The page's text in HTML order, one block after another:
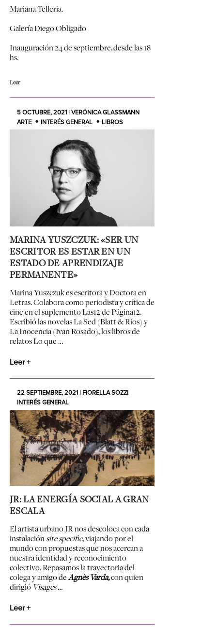
Mariana Telleria.
Galería Diego Obligado
Inauguración 24 de septiembre, desde las 18
hs.
Leer
5 OCTUBRE, 2021 | VERÓNICA GLASSMANN
ARTE
INTERÉS GENERAL LIBROS
MARINA YUSZCZUK: «SER UN
ESCRITOR ES ESTAR EN UN
ESTADO DE APRENDIZAJE
PERMANENTE»
Marina Yuszczuk es escritora y Doctora en
Letras. Colabora como periodista y crítica de
cine en el suplemento Las12 de Página12.
Escribió las novelas La Sed (Blatt & Ríos) y
La Inocencia (Ivan Rosado), los libros de
relatos Lo que …
Leer +
22 SEPTIEMBRE, 2021 | FIORELLA SOZZI
INTERÉS GENERAL
JR: LA ENERGÍA SOCIAL A GRAN
ESCALA
El artista urbano JR nos descoloca con cada
instalaciónsite specific, viajando por el
mundo con propuestas que nos acercan a
nuestra identidad y reconocimiento
colectivo. Repasamos la trayectoria del
colega y amigo deAgnès Varda,con quien
dirigió Visages …
Leer +